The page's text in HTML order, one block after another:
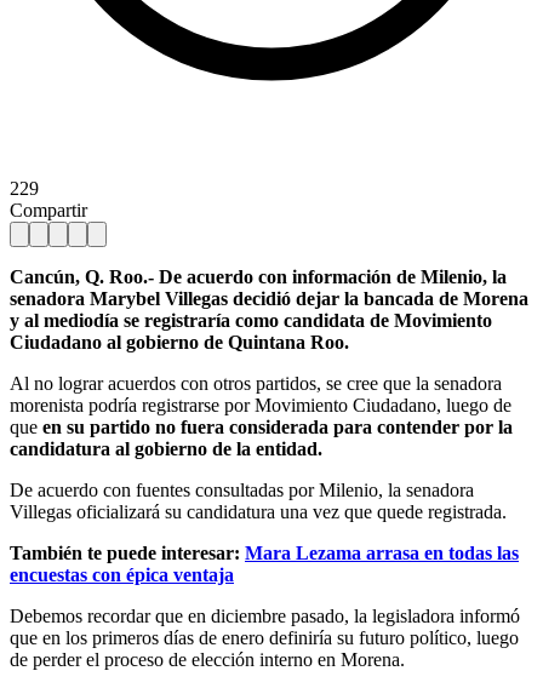
229
Compartir
Cancún, Q. Roo.- De acuerdo con información de Milenio, la
senadora Marybel Villegas decidió dejar la bancada de Morena
y al mediodía se registraría como candidata de Movimiento
Ciudadano al gobierno de Quintana Roo.
Al no lograr acuerdos con otros partidos, se cree que la senadora
morenista podría registrarse por Movimiento Ciudadano, luego de
que en su partido no fuera considerada para contender por la
candidatura al gobierno de la entidad.
De acuerdo con fuentes consultadas por Milenio, la senadora
Villegas oficializará su candidatura una vez que quede registrada.
También te puede interesar: Mara Lezama arrasa en todas las
encuestas con épica ventaja
Debemos recordar que en diciembre pasado, la legisladora informó
que en los primeros días de enero definiría su futuro político, luego
de perder el proceso de elección interno en Morena.